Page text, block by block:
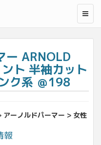
ー ARNOLD
ト 半袖カット
ク系 ＠198
アーノルドパーマー > 女性
報